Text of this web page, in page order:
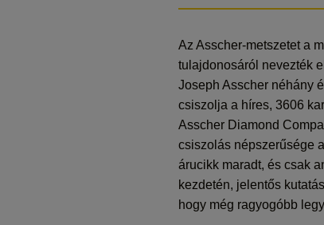
Az Asscher-metszetet a
tulajdonosáról nevezték
Joseph Asscher néhány
csiszolja a híres, 3606
Asscher Diamond
csiszolás népszerűsége
árucikk maradt, és csak
kezdetén, jelentős
hogy még ragyogóbb